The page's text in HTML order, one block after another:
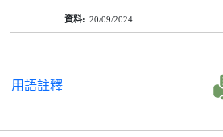
20/09/2024
用語註釋